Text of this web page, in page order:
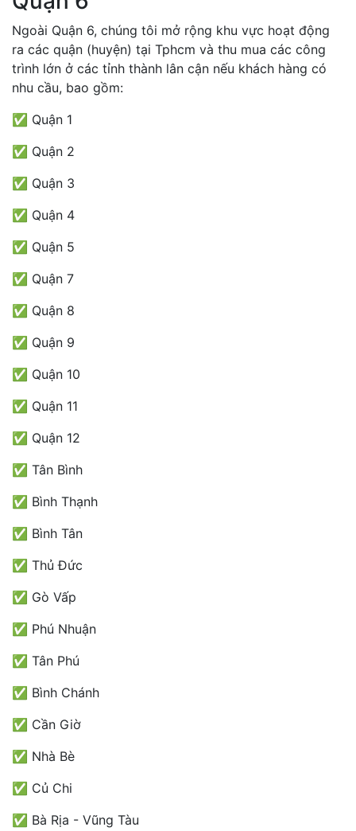
Ngoài Quận 6, chúng tôi mở rộng khu vực hoạt động
ra các quận (huyện) tại Tphcm và thu mua các công
trình lớn ở các tỉnh thành lân cận nếu khách hàng có
nhu cầu, bao gồm:
✅ Quận 1
✅ Quận 2
✅ Quận 3
✅ Quận 4
✅ Quận 5
✅ Quận 7
✅ Quận 8
✅ Quận 9
✅ Quận 10
✅ Quận 11
✅ Quận 12
✅ Tân Bình
✅ Bình Thạnh
✅ Bình Tân
✅ Thủ Đức
✅ Gò Vấp
✅ Phú Nhuận
✅ Tân Phú
✅ Bình Chánh
✅ Cần Giờ
✅ Nhà Bè
✅ Củ Chi
✅ Bà Rịa - Vũng Tàu